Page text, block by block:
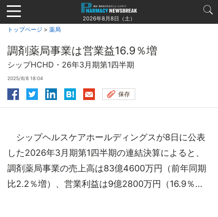
Jump
to
navigation
2026年8月8日（土）
トップページ > 薬局
調剤薬局事業は営業益16.9％増
シップHCHD・26年3月期第1四半期
2025/8/8 18:04
保存
シップヘルスケアホールディングスが8日に公表
した2026年3月期第1四半期の連結決算によると、
調剤薬局事業の売上高は83億4600万円（前年同期
比2.2％増）、営業利益は9億2800万円（16.9％...